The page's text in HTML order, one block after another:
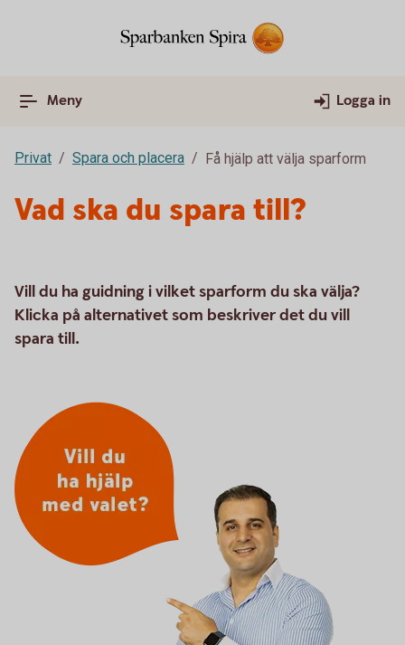
Meny Logga in
Privat Spara och placera Få hjälp att välja sparform
Vad ska du spara till?
Vill du ha guidning i vilket sparform du ska välja?
Klicka på alternativet som beskriver det du vill
spara till.